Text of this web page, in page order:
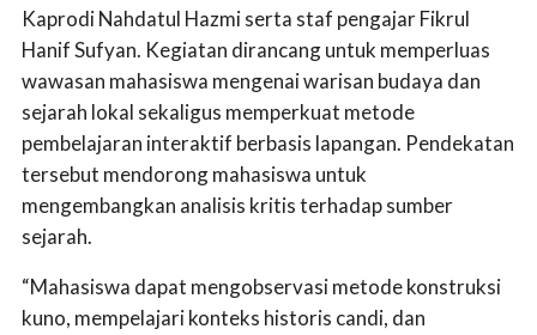
Kaprodi Nahdatul Hazmi serta staf pengajar Fikrul
Hanif Sufyan. Kegiatan dirancang untuk memperluas
wawasan mahasiswa mengenai warisan budaya dan
sejarah lokal sekaligus memperkuat metode
pembelajaran interaktif berbasis lapangan. Pendekatan
tersebut mendorong mahasiswa untuk
mengembangkan analisis kritis terhadap sumber
sejarah.
“Mahasiswa dapat mengobservasi metode konstruksi
kuno, mempelajari konteks historis candi, dan